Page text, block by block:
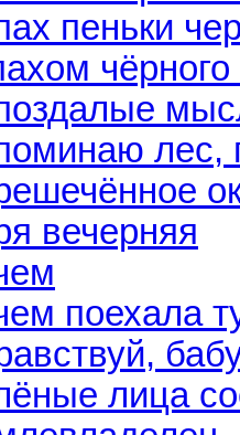
пеньки
лес,
вечерняя
поехала
лица